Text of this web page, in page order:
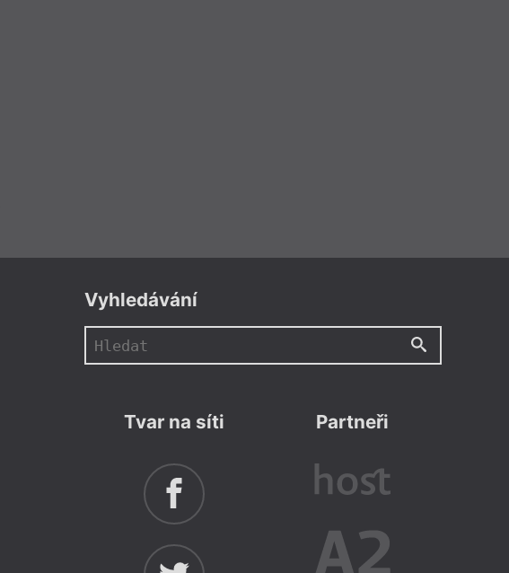
Vyhledávání
Tvar na síti Partneři